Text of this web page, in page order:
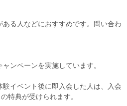
る人などにおすすめです。問い合わ
ンペーンを実施しています。
イベント後に即入会した人は、入会
特典が受けられます。